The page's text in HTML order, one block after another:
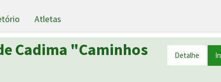
Atletas
Cadima "Caminhos Detalhe